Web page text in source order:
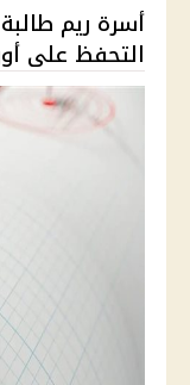
التحفظ على